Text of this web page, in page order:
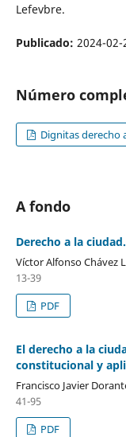
Lefevbre.
Publicado: 2024-02-
Número
Dignitas derecho
A fondo
Derecho a la
Víctor Alfonso Chávez
13-39
PDF
El derecho a la
constitucional y
Francisco Javier
41-95
PDF